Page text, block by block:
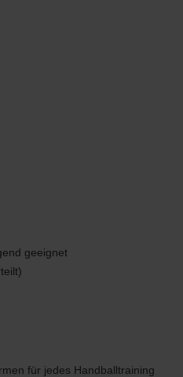
geeignet
für jedes Handballtraining